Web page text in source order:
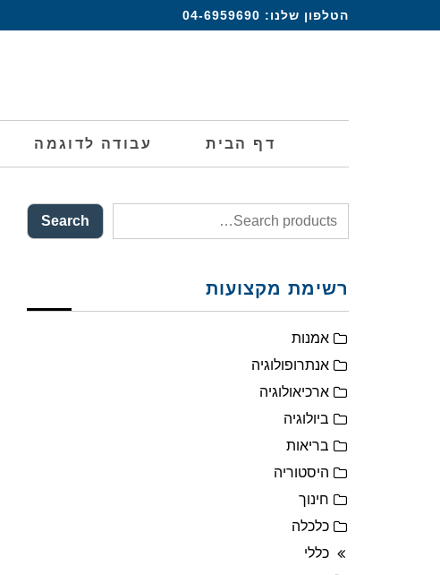
הטלפון שלנו: 04-6959690
דף הבית עבודה לדוגמה
Search
רשימת מקצועות
אמנות
אנתרופולוגיה
ארכיאולוגיה
ביולוגיה
בריאות
היסטוריה
חינוך
כלכלה
כללי